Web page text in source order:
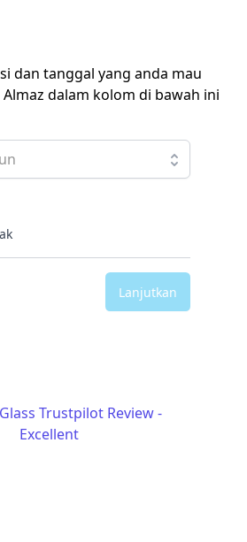
dan tanggal yang anda mau
dalam kolom di bawah ini
Lanjutkan